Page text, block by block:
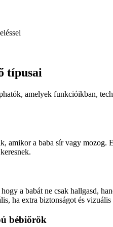
típusai
amelyek funkcióikban,
amikor a baba sír vagy mozog.
a babát ne csak hallgasd,
ha extra biztonságot és
bébiőrök